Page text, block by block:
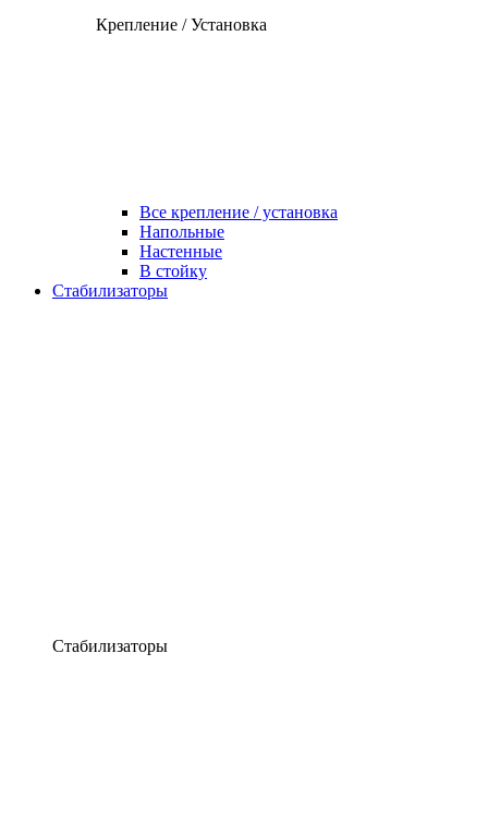
Крепление / Установка
Все крепление / установка
Напольные
Настенные
В стойку
Стабилизаторы
Стабилизаторы